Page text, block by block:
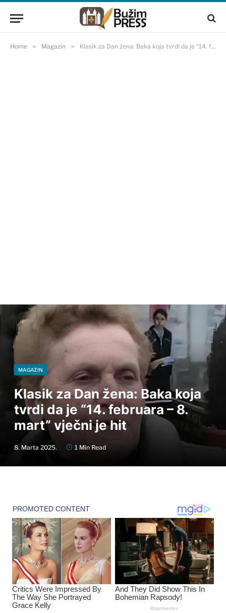
Home » Magazin » Klasik za Dan žena: Baka koja tvrdi da je “14. februara – 8. mart” vječni je hit
MAGAZIN
Klasik za Dan žena: Baka koja
tvrdi da je “14. februara – 8.
mart” vječni je hit
8. Marta 2025. 1 Min Read